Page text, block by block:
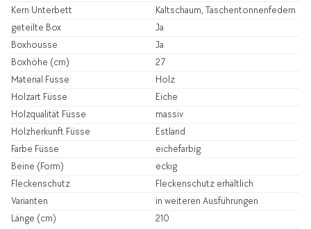
Kern Unterbett
Kaltschaum, Taschentonnenfedern
geteilte Box
Ja
Boxhousse
Ja
Boxhöhe (cm)
27
Material Füsse
Holz
Holzart Füsse
Eiche
Holzqualität Füsse
massiv
Holzherkunft Füsse
Estland
Farbe Füsse
eichefarbig
Beine (Form)
eckig
Fleckenschutz
Fleckenschutz erhältlich
Varianten
in weiteren Ausführungen
Länge (cm)
210